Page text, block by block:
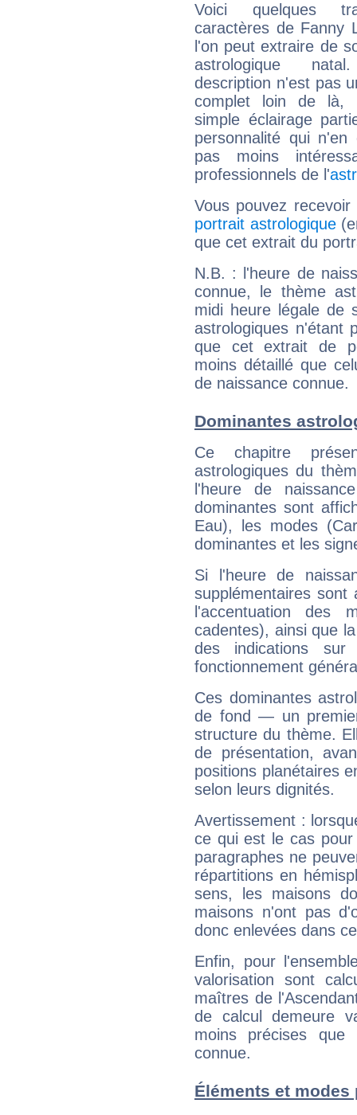
Voici quelques
caractères de Fanny
l'on peut extraire de
astrologique
description n'est pas
complet loin de là,
simple éclairage
personnalité qui n'en
pas moins
professionnels de l'
Vous pouvez
portrait astrologique
que cet extrait du
N.B. : l'heure de
connue, le thème
midi heure légale de
astrologiques n'étant
que cet extrait de
moins détaillé que
de naissance connue.
Dominantes
Ce chapitre
astrologiques du
l'heure de
dominantes sont
Eau), les modes
dominantes et les
Si l'heure de
supplémentaires sont
l'accentuation des
cadentes), ainsi que
des indications sur
fonctionnement
Ces dominantes
de fond — un
structure du thème.
de présentation,
positions planétaires
selon leurs dignités.
Avertissement :
ce qui est le cas
paragraphes ne
répartitions en
sens, les maisons
maisons n'ont pas
donc enlevées dans
Enfin, pour
valorisation sont
maîtres de
de calcul demeure
moins précises que
connue.
Éléments et modes